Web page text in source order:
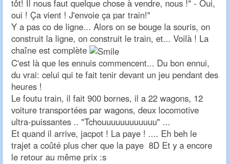
tôt! Il nous faut quelque chose à vendre, nous !" - Oui,
oui ! Ça vient ! J'envoie ça par train!"
Y a pas co de ligne... Alors on se bouge la souris, on
construit la ligne, on construit le train, et... Voilà ! La
chaîne est complète
C'est là que les ennuis commencent... Du bon ennui,
du vrai: celui qui te fait tenir devant un jeu pendant des
heures !
Le foutu train, il fait 900 bornes, il a 22 wagons, 12
voiture transportées par wagons, deux locomotive
ultra-puissantes .. "Tchouuuuuuuuuuuu" ...
Et quand il arrive, jacpot ! La paye ! .... Eh beh le
trajet a coûté plus cher que la paye 8D Et y a encore
le retour au même prix :s